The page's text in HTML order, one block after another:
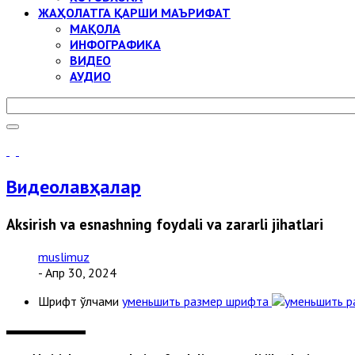
ЖАҲОЛАТГА ҚАРШИ МАЪРИФАТ
МАҚОЛА
ИНФОГРАФИКА
ВИДЕО
АУДИО
Видеолавҳалар
Aksirish va esnashning foydali va zararli jihatlari
muslimuz
- Апр 30, 2024
Шрифт ўлчами уменьшить размер шрифта